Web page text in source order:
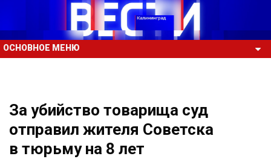
ОСНОВНОЕ МЕНЮ
За убийство товарища суд
отправил жителя Советска
в тюрьму на 8 лет